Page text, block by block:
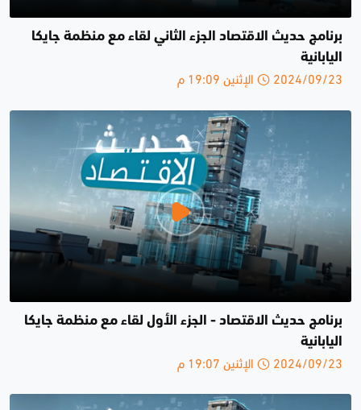
برنامج حديث الاقتصاد الجزء الثاني لقاء مع منظمة جايكا
اليابانية
2024/09/23 الإثنين 19:09 م
برنامج حديث الاقتصاد - الجزء الأول لقاء مع منظمة جايكا
اليابانية
2024/09/23 الإثنين 19:07 م